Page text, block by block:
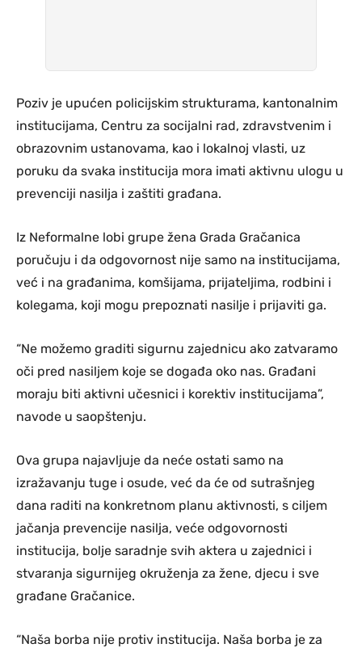
Poziv je upućen policijskim strukturama, kantonalnim
institucijama, Centru za socijalni rad, zdravstvenim i
obrazovnim ustanovama, kao i lokalnoj vlasti, uz
poruku da svaka institucija mora imati aktivnu ulogu u
prevenciji nasilja i zaštiti građana.
Iz Neformalne lobi grupe žena Grada Gračanica
poručuju i da odgovornost nije samo na institucijama,
već i na građanima, komšijama, prijateljima, rodbini i
kolegama, koji mogu prepoznati nasilje i prijaviti ga.
“Ne možemo graditi sigurnu zajednicu ako zatvaramo
oči pred nasiljem koje se događa oko nas. Građani
moraju biti aktivni učesnici i korektiv institucijama”,
navode u saopštenju.
Ova grupa najavljuje da neće ostati samo na
izražavanju tuge i osude, već da će od sutrašnjeg
dana raditi na konkretnom planu aktivnosti, s ciljem
jačanja prevencije nasilja, veće odgovornosti
institucija, bolje saradnje svih aktera u zajednici i
stvaranja sigurnijeg okruženja za žene, djecu i sve
građane Gračanice.
“Naša borba nije protiv institucija. Naša borba je za